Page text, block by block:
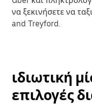
να ξεκινήσετε να
and Treyford.
ιδιωτική
επιλογές